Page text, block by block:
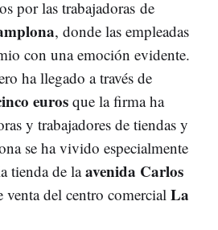
por las trabajadoras de
, donde las empleadas
con una emoción evidente.
ha llegado a través de
euros que la firma ha
y trabajadores de tiendas y
se ha vivido especialmente
tienda de laavenida Carlos
del centro comercial La